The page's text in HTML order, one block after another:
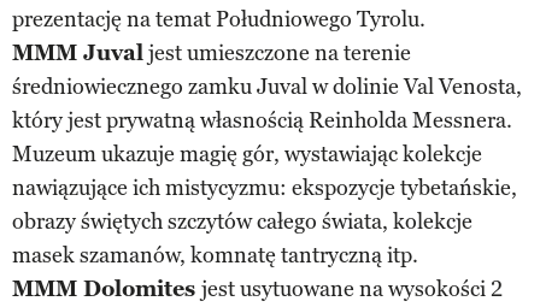
prezentację na temat Południowego Tyrolu.
MMM Juvaljest umieszczone na terenie
średniowiecznego zamku Juval w dolinie Val Venosta,
który jest prywatną własnością Reinholda Messnera.
Muzeum ukazuje magię gór, wystawiając kolekcje
nawiązujące ich mistycyzmu: ekspozycje tybetańskie,
obrazy świętych szczytów całego świata, kolekcje
masek szamanów, komnatę tantryczną itp.
MMM Dolomites jest usytuowane na wysokości 2